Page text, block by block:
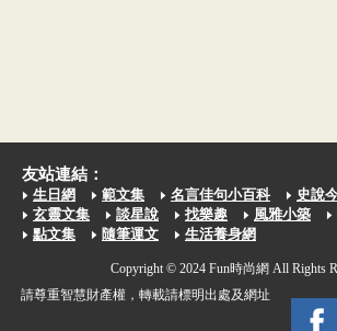
友站連結：
生日網 範文集 名言佳句小百科 史說
玄靈文集
談星說 找樂趣 風雅小築
點文集
隨筆運文 生活養身網
Copyright © 2024 Fun時尚網 All Rights
請尊重智慧財產權，轉載請標明出處及網址